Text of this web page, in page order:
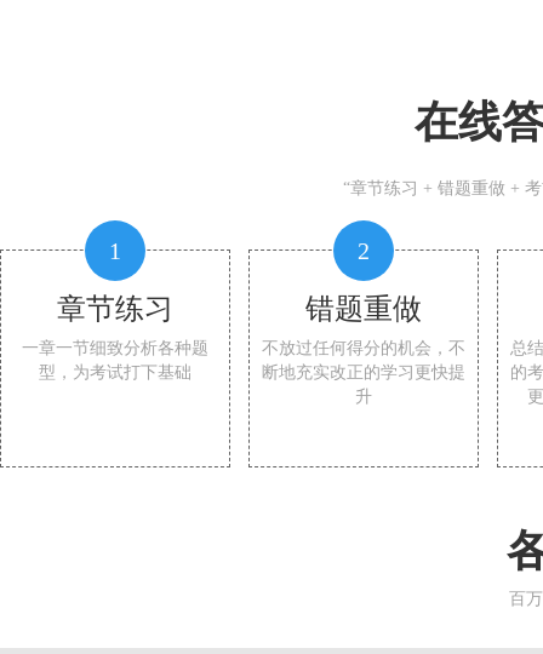
在线
“章节练习 + 错题重做 +
1
章节练习
一章一节细致分析各种题
型，为考试打下基础
2
错题重做
不放过任何得分的机会，不
断地充实改正的学习更快提
升
总
的
百